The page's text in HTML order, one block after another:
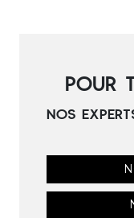
POUR
NOS